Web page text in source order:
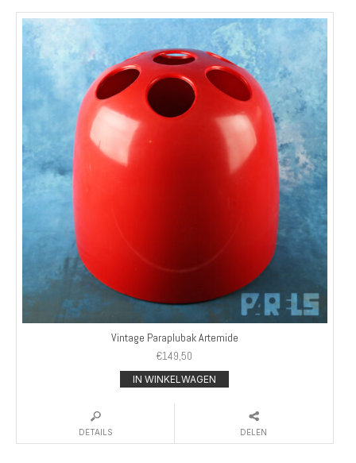
Vintage Paraplubak Artemide
€149,50
IN WINKELWAGEN
DETAILS DELEN